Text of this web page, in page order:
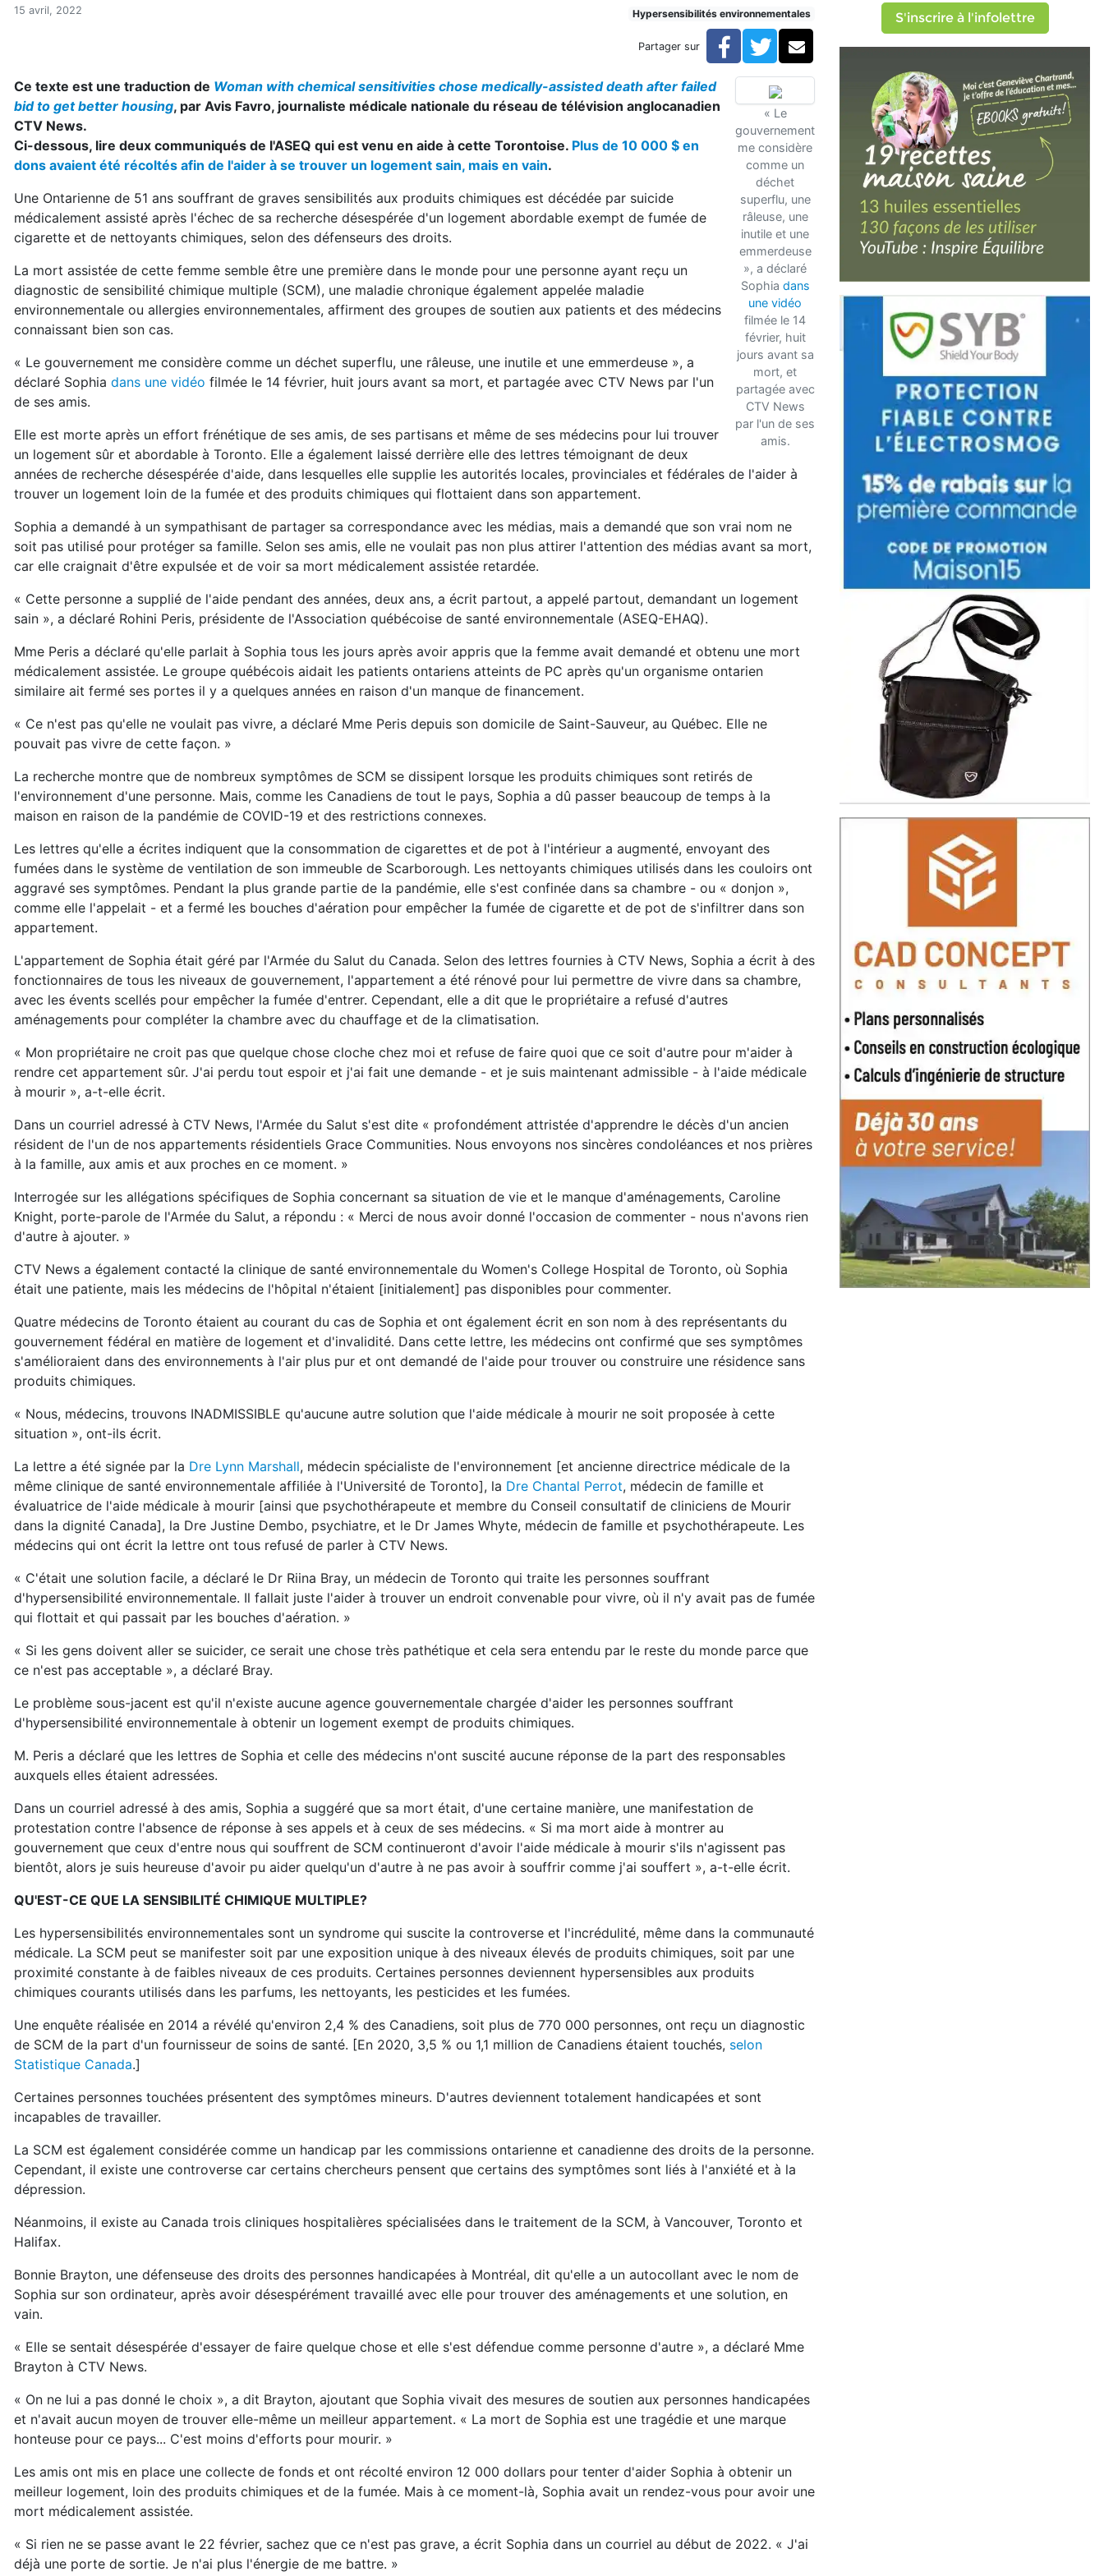
Accueil
Une hypersensible obtient l'aide médicale à mourir au lieu d'un logement sain
15 avril, 2022 Hypersensibilités environnementales
Partager sur Facebook
TwitterCourriel
« Le
gouvernement
me considère
comme un
déchet
superflu, une
râleuse, une
inutile et une
emmerdeuse
», a déclaré
Sophia dans
une vidéo
filmée le 14
février, huit
jours avant sa
mort, et
partagée avec
CTV News
par l'un de ses
amis.
Ce texte est une traduction de Woman with chemical sensitivities chose medically-assisted death after failed
bid to get better housing, par Avis Favro, journaliste médicale nationale du réseau de télévision anglocanadien
CTV News.
Ci-dessous, lire deux communiqués de l'ASEQ qui est venu en aide à cette Torontoise. Plus de 10 000 $ en
dons avaient été récoltés afin de l'aider à se trouver un logement sain, mais en vain.
Une Ontarienne de 51 ans souffrant de graves sensibilités aux produits chimiques est décédée par suicide
médicalement assisté après l'échec de sa recherche désespérée d'un logement abordable exempt de fumée de
cigarette et de nettoyants chimiques, selon des défenseurs des droits.
La mort assistée de cette femme semble être une première dans le monde pour une personne ayant reçu un
diagnostic de sensibilité chimique multiple (SCM), une maladie chronique également appelée maladie
environnementale ou allergies environnementales, affirment des groupes de soutien aux patients et des médecins
connaissant bien son cas.
« Le gouvernement me considère comme un déchet superflu, une râleuse, une inutile et une emmerdeuse », a
déclaré Sophia dans une vidéo filmée le 14 février, huit jours avant sa mort, et partagée avec CTV News par l'un
de ses amis.
Elle est morte après un effort frénétique de ses amis, de ses partisans et même de ses médecins pour lui trouver
un logement sûr et abordable à Toronto. Elle a également laissé derrière elle des lettres témoignant de deux
années de recherche désespérée d'aide, dans lesquelles elle supplie les autorités locales, provinciales et fédérales de l'aider à
trouver un logement loin de la fumée et des produits chimiques qui flottaient dans son appartement.
Sophia a demandé à un sympathisant de partager sa correspondance avec les médias, mais a demandé que son vrai nom ne
soit pas utilisé pour protéger sa famille. Selon ses amis, elle ne voulait pas non plus attirer l'attention des médias avant sa mort,
car elle craignait d'être expulsée et de voir sa mort médicalement assistée retardée.
« Cette personne a supplié de l'aide pendant des années, deux ans, a écrit partout, a appelé partout, demandant un logement
sain », a déclaré Rohini Peris, présidente de l'Association québécoise de santé environnementale (ASEQ-EHAQ).
Mme Peris a déclaré qu'elle parlait à Sophia tous les jours après avoir appris que la femme avait demandé et obtenu une mort
médicalement assistée. Le groupe québécois aidait les patients ontariens atteints de PC après qu'un organisme ontarien
similaire ait fermé ses portes il y a quelques années en raison d'un manque de financement.
« Ce n'est pas qu'elle ne voulait pas vivre, a déclaré Mme Peris depuis son domicile de Saint-Sauveur, au Québec. Elle ne
pouvait pas vivre de cette façon. »
La recherche montre que de nombreux symptômes de SCM se dissipent lorsque les produits chimiques sont retirés de
l'environnement d'une personne. Mais, comme les Canadiens de tout le pays, Sophia a dû passer beaucoup de temps à la
maison en raison de la pandémie de COVID-19 et des restrictions connexes.
Les lettres qu'elle a écrites indiquent que la consommation de cigarettes et de pot à l'intérieur a augmenté, envoyant des
fumées dans le système de ventilation de son immeuble de Scarborough. Les nettoyants chimiques utilisés dans les couloirs ont
aggravé ses symptômes. Pendant la plus grande partie de la pandémie, elle s'est confinée dans sa chambre - ou « donjon »,
comme elle l'appelait - et a fermé les bouches d'aération pour empêcher la fumée de cigarette et de pot de s'infiltrer dans son
appartement.
L'appartement de Sophia était géré par l'Armée du Salut du Canada. Selon des lettres fournies à CTV News, Sophia a écrit à des
fonctionnaires de tous les niveaux de gouvernement, l'appartement a été rénové pour lui permettre de vivre dans sa chambre,
avec les évents scellés pour empêcher la fumée d'entrer. Cependant, elle a dit que le propriétaire a refusé d'autres
aménagements pour compléter la chambre avec du chauffage et de la climatisation.
« Mon propriétaire ne croit pas que quelque chose cloche chez moi et refuse de faire quoi que ce soit d'autre pour m'aider à
rendre cet appartement sûr. J'ai perdu tout espoir et j'ai fait une demande - et je suis maintenant admissible - à l'aide médicale
à mourir », a-t-elle écrit.
Dans un courriel adressé à CTV News, l'Armée du Salut s'est dite « profondément attristée d'apprendre le décès d'un ancien
résident de l'un de nos appartements résidentiels Grace Communities. Nous envoyons nos sincères condoléances et nos prières
à la famille, aux amis et aux proches en ce moment. »
Interrogée sur les allégations spécifiques de Sophia concernant sa situation de vie et le manque d'aménagements, Caroline
Knight, porte-parole de l'Armée du Salut, a répondu : « Merci de nous avoir donné l'occasion de commenter - nous n'avons rien
d'autre à ajouter. »
CTV News a également contacté la clinique de santé environnementale du Women's College Hospital de Toronto, où Sophia
était une patiente, mais les médecins de l'hôpital n'étaient [initialement] pas disponibles pour commenter.
Quatre médecins de Toronto étaient au courant du cas de Sophia et ont également écrit en son nom à des représentants du
gouvernement fédéral en matière de logement et d'invalidité. Dans cette lettre, les médecins ont confirmé que ses symptômes
s'amélioraient dans des environnements à l'air plus pur et ont demandé de l'aide pour trouver ou construire une résidence sans
produits chimiques.
« Nous, médecins, trouvons INADMISSIBLE qu'aucune autre solution que l'aide médicale à mourir ne soit proposée à cette
situation », ont-ils écrit.
La lettre a été signée par la Dre Lynn Marshall, médecin spécialiste de l'environnement [et ancienne directrice médicale de la
même clinique de santé environnementale affiliée à l'Université de Toronto], la Dre Chantal Perrot, médecin de famille et
évaluatrice de l'aide médicale à mourir [ainsi que psychothérapeute et membre du Conseil consultatif de cliniciens de Mourir
dans la dignité Canada], la Dre Justine Dembo, psychiatre, et le Dr James Whyte, médecin de famille et psychothérapeute. Les
médecins qui ont écrit la lettre ont tous refusé de parler à CTV News.
« C'était une solution facile, a déclaré le Dr Riina Bray, un médecin de Toronto qui traite les personnes souffrant
d'hypersensibilité environnementale. Il fallait juste l'aider à trouver un endroit convenable pour vivre, où il n'y avait pas de fumée
qui flottait et qui passait par les bouches d'aération. »
« Si les gens doivent aller se suicider, ce serait une chose très pathétique et cela sera entendu par le reste du monde parce que
ce n'est pas acceptable », a déclaré Bray.
Le problème sous-jacent est qu'il n'existe aucune agence gouvernementale chargée d'aider les personnes souffrant
d'hypersensibilité environnementale à obtenir un logement exempt de produits chimiques.
M. Peris a déclaré que les lettres de Sophia et celle des médecins n'ont suscité aucune réponse de la part des responsables
auxquels elles étaient adressées.
Dans un courriel adressé à des amis, Sophia a suggéré que sa mort était, d'une certaine manière, une manifestation de
protestation contre l'absence de réponse à ses appels et à ceux de ses médecins. « Si ma mort aide à montrer au
gouvernement que ceux d'entre nous qui souffrent de SCM continueront d'avoir l'aide médicale à mourir s'ils n'agissent pas
bientôt, alors je suis heureuse d'avoir pu aider quelqu'un d'autre à ne pas avoir à souffrir comme j'ai souffert », a-t-elle écrit.
QU'EST-CE QUE LA SENSIBILITÉ CHIMIQUE MULTIPLE?
Les hypersensibilités environnementales sont un syndrome qui suscite la controverse et l'incrédulité, même dans la communauté
médicale. La SCM peut se manifester soit par une exposition unique à des niveaux élevés de produits chimiques, soit par une
proximité constante à de faibles niveaux de ces produits. Certaines personnes deviennent hypersensibles aux produits
chimiques courants utilisés dans les parfums, les nettoyants, les pesticides et les fumées.
Une enquête réalisée en 2014 a révélé qu'environ 2,4 % des Canadiens, soit plus de 770 000 personnes, ont reçu un diagnostic
de SCM de la part d'un fournisseur de soins de santé. [En 2020, 3,5 % ou 1,1 million de Canadiens étaient touchés, selon
Statistique Canada.]
Certaines personnes touchées présentent des symptômes mineurs. D'autres deviennent totalement handicapées et sont
incapables de travailler.
La SCM est également considérée comme un handicap par les commissions ontarienne et canadienne des droits de la personne.
Cependant, il existe une controverse car certains chercheurs pensent que certains des symptômes sont liés à l'anxiété et à la
dépression.
Néanmoins, il existe au Canada trois cliniques hospitalières spécialisées dans le traitement de la SCM, à Vancouver, Toronto et
Halifax.
Bonnie Brayton, une défenseuse des droits des personnes handicapées à Montréal, dit qu'elle a un autocollant avec le nom de
Sophia sur son ordinateur, après avoir désespérément travaillé avec elle pour trouver des aménagements et une solution, en
vain.
« Elle se sentait désespérée d'essayer de faire quelque chose et elle s'est défendue comme personne d'autre », a déclaré Mme
Brayton à CTV News.
« On ne lui a pas donné le choix », a dit Brayton, ajoutant que Sophia vivait des mesures de soutien aux personnes handicapées
et n'avait aucun moyen de trouver elle-même un meilleur appartement. « La mort de Sophia est une tragédie et une marque
honteuse pour ce pays... C'est moins d'efforts pour mourir. »
Les amis ont mis en place une collecte de fonds et ont récolté environ 12 000 dollars pour tenter d'aider Sophia à obtenir un
meilleur logement, loin des produits chimiques et de la fumée. Mais à ce moment-là, Sophia avait un rendez-vous pour avoir une
mort médicalement assistée.
« Si rien ne se passe avant le 22 février, sachez que ce n'est pas grave, a écrit Sophia dans un courriel au début de 2022. « J'ai
déjà une porte de sortie. Je n'ai plus l'énergie de me battre. »
S'inscrire à l'infolettre